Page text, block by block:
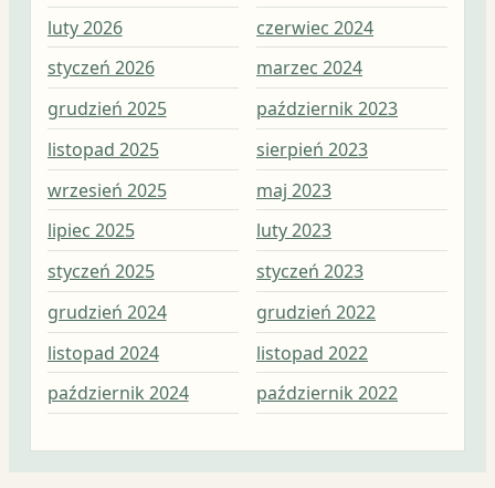
luty 2026
styczeń 2026
grudzień 2025
listopad 2025
wrzesień 2025
lipiec 2025
styczeń 2025
grudzień 2024
listopad 2024
październik 2024
czerwiec 2024
marzec 2024
październik 2023
sierpień 2023
maj 2023
luty 2023
styczeń 2023
grudzień 2022
listopad 2022
październik 2022